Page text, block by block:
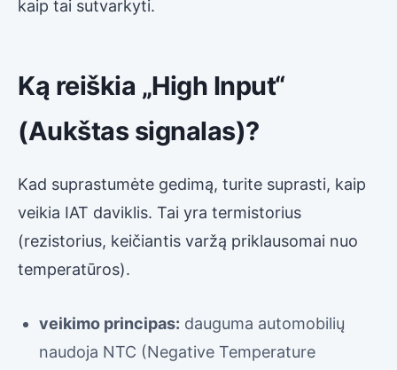
kaip tai sutvarkyti.
Ką reiškia „High Input“
(Aukštas signalas)?
Kad suprastumėte gedimą, turite suprasti, kaip
veikia IAT daviklis. Tai yra termistorius
(rezistorius, keičiantis varžą priklausomai nuo
temperatūros).
veikimo principas: dauguma automobilių
naudoja NTC (Negative Temperature